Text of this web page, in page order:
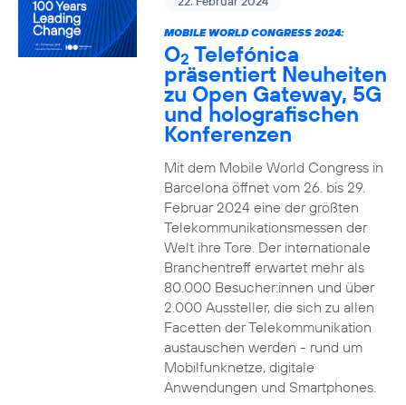
MOBILE WORLD CONGRESS 2024:
O2 Telefónica
präsentiert Neuheiten
zu Open Gateway, 5G
und holografischen
Konferenzen
Mit dem Mobile World Congress in
Barcelona öffnet vom 26. bis 29.
Februar 2024 eine der größten
Telekommunikationsmessen der
Welt ihre Tore. Der internationale
Branchentreff erwartet mehr als
80.000 Besucher:innen und über
2.000 Aussteller, die sich zu allen
Facetten der Telekommunikation
austauschen werden - rund um
Mobilfunknetze, digitale
Anwendungen und Smartphones.